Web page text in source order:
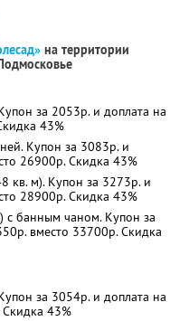
на территории
за 2053р. и доплата на
43%
Купон за 3083р. и
26900р. Скидка 43%
м). Купон за 3273р. и
28900р. Скидка 43%
банным чаном. Купон за
вместо 33700р. Скидка
за 3054р. и доплата на
43%